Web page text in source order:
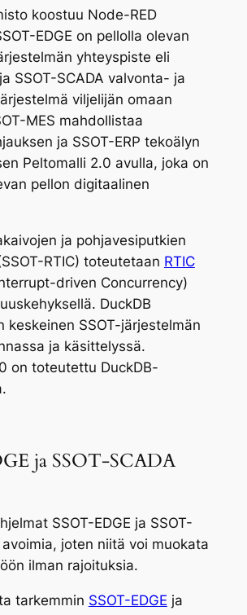
koostuu Node-RED
EDGE on pellolla olevan
yhteyspiste eli
SSOT-SCADA valvonta- ja
viljelijän omaan
MES mahdollistaa
ja SSOT-ERP tekoälyn
Peltomalli 2.0 avulla, joka on
pellon digitaalinen
ja pohjavesiputkien
RTIC) toteutetaan RTIC
driven Concurrency)
DuckDB
keskeinen SSOT-järjestelmän
ja käsittelyssä.
on toteutettu DuckDB-
ja SSOT-SCADA
SSOT-EDGE ja SSOT-
avoimia, joten niitä voi muokata
ilman rajoituksia.
tarkemmin SSOT-EDGE ja